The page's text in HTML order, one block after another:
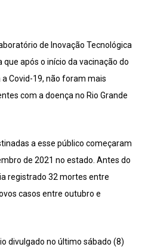
de Inovação Tecnológica
após o início da vacinação do
Covid-19, não foram mais
com a doença no Rio Grande
a esse público começaram
de 2021 no estado. Antes do
registrado 32 mortes entre
casos entre outubro e
divulgado no último sábado (8)